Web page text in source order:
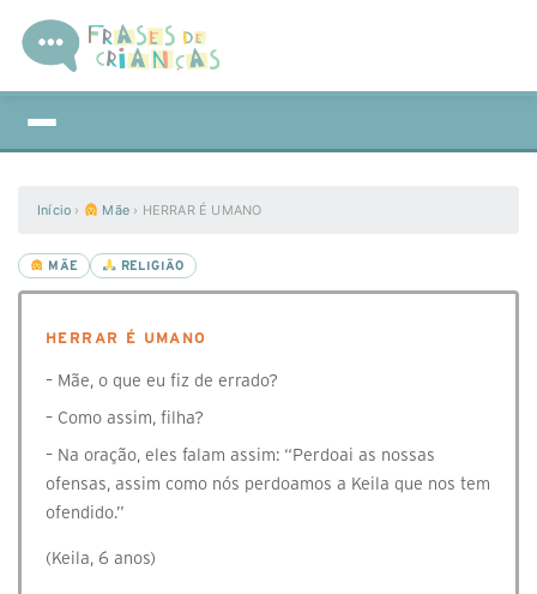
Início › Mãe › HERRAR É UMANO
MÃE RELIGIÃO
HERRAR É UMANO
– Mãe, o que eu fiz de errado?
– Como assim, filha?
– Na oração, eles falam assim: “Perdoai as nossas
ofensas, assim como nós perdoamos a Keila que nos tem
ofendido.”
(Keila, 6 anos)